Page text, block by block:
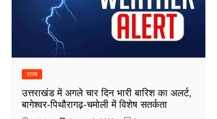
राज्य
उत्तराखंड में अगले चार दिन भारी बारिश का अलर्ट,
बागेश्वर-पिथौरागढ़-चमोली में विशेष सतर्कता